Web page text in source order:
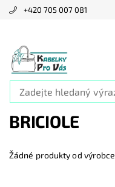
+420 705 007 081
BRICIOLE
Žádné produkty od výrobce